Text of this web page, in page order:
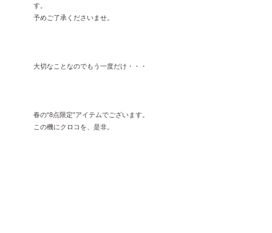
す。
予めご了承くださいませ。
大切なことなのでもう一度だけ・・・
春の“8点限定”アイテムでございます。
この機にクロコを、是非。